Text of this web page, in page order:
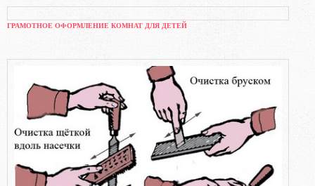
ГРАМОТНОЕ ОФОРМЛЕНИЕ КОМНАТ ДЛЯ ДЕТЕЙ